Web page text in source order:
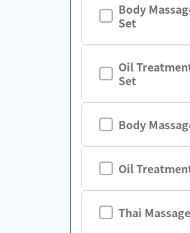
Body
Set
Oil
Set
Body
Oil
Thai Massage